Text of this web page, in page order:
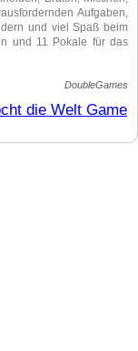
Aufgaben,
und viel Spaß beim
und 11 Pokale für das
des Spiels, leichte
ist bemerkbar, das
Cuisine ist aber ein
zubereiten und die
DoubleGames
die Welt Game